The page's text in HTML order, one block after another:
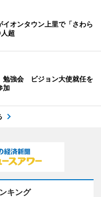
オンタウン上里で「さわら
超
勉強会 ビジョン大使就任を
加
キング